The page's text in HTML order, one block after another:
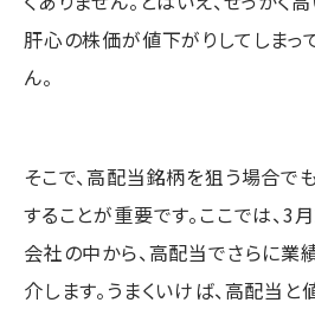
肝心の株価が値下がりしてしまっ
ん。
そこで、高配当銘柄を狙う場合で
することが重要です。ここでは、3
会社の中から、高配当でさらに業
介します。うまくいけば、高配当